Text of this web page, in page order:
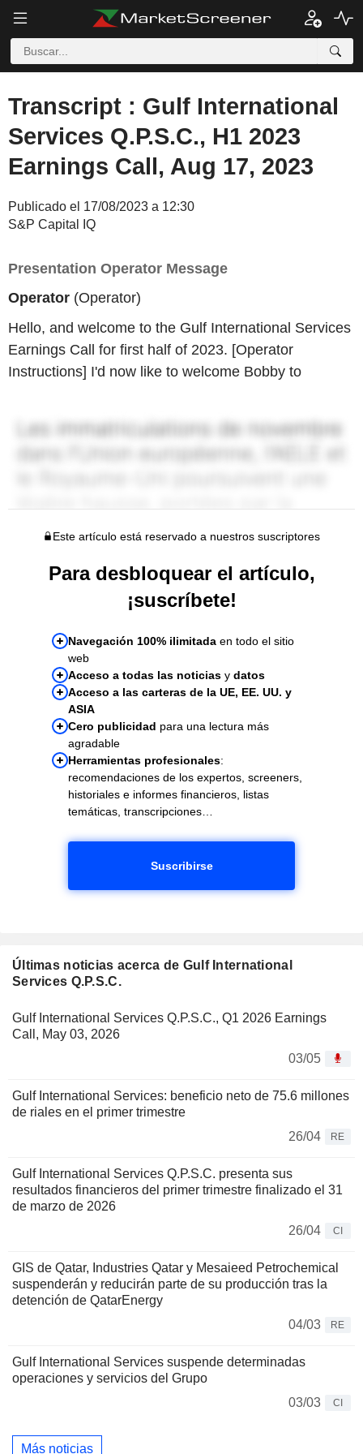
Transcript : Gulf International
Services Q.P.S.C., H1 2023
Earnings Call, Aug 17, 2023
Publicado el 17/08/2023 a 12:30
S&P Capital IQ
Presentation Operator Message
Operator (Operator)
Hello, and welcome to the Gulf International Services
Earnings Call for first half of 2023. [Operator
Instructions] I'd now like to welcome Bobby to
Este artículo está reservado a nuestros suscriptores
Para desbloquear el artículo,
¡suscríbete!
Navegación 100% ilimitada en todo el sitio
web
Acceso a todas las noticias y datos
Acceso a las carteras de la UE, EE. UU. y
ASIA
Cero publicidad para una lectura más
agradable
Herramientas profesionales:
recomendaciones de los expertos, screeners,
historiales e informes financieros, listas
temáticas, transcripciones…
Suscribirse
Últimas noticias acerca de Gulf International
Services Q.P.S.C.
Gulf International Services Q.P.S.C., Q1 2026 Earnings
Call, May 03, 2026
03/05
Gulf International Services: beneficio neto de 75.6 millones
de riales en el primer trimestre
26/04
RE
Gulf International Services Q.P.S.C. presenta sus
resultados financieros del primer trimestre finalizado el 31
de marzo de 2026
26/04
CI
GIS de Qatar, Industries Qatar y Mesaieed Petrochemical
suspenderán y reducirán parte de su producción tras la
detención de QatarEnergy
04/03
RE
Gulf International Services suspende determinadas
operaciones y servicios del Grupo
03/03
CI
Más noticias